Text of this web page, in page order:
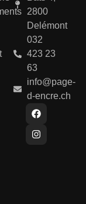
2800
Delémont
032
423 23
63
info@page-
d-encre.ch